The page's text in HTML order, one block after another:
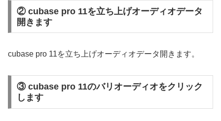
② cubase pro 11を立ち上げオーディオデータ
開きます
cubase pro 11を立ち上げオーディオデータ開きます。
③ cubase pro 11のバリオーディオをクリック
します